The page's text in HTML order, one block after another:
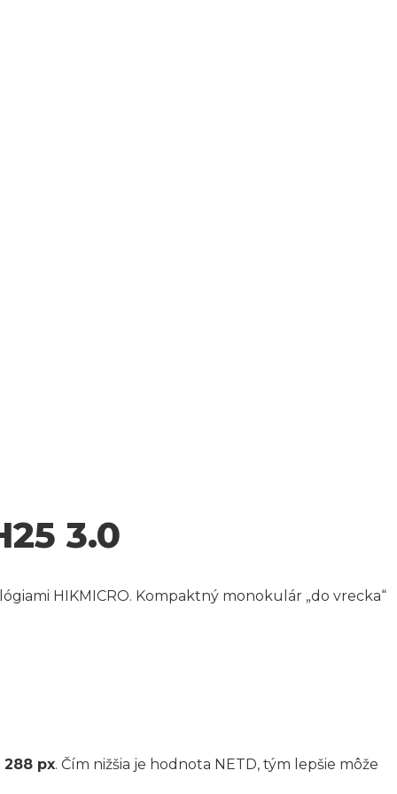
3.0
HIKMICRO. Kompaktný monokulár „do vrecka“
288 px. Čím nižšia je hodnota NETD, tým lepšie môže